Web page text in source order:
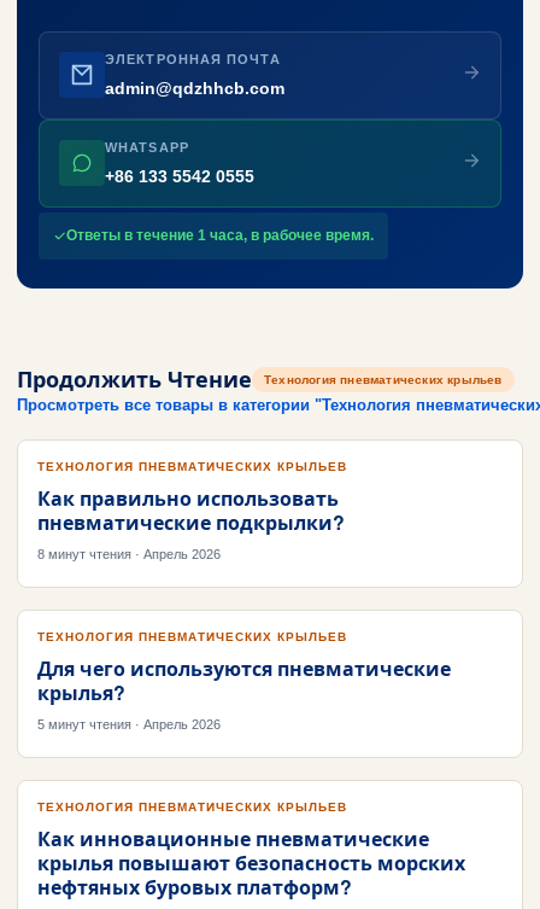
ЭЛЕКТРОННАЯ ПОЧТА
admin@qdzhhcb.com
WHATSAPP
+86 133 5542 0555
Ответы в течение 1 часа, в рабочее время.
Продолжить Чтение Технология пневматических крыльев
Просмотреть все товары в категории "Технология
ТЕХНОЛОГИЯ ПНЕВМАТИЧЕСКИХ КРЫЛЬЕВ
Как правильно использовать
пневматические подкрылки?
8 минут чтения · Апрель 2026
ТЕХНОЛОГИЯ ПНЕВМАТИЧЕСКИХ КРЫЛЬЕВ
Для чего используются пневматические
крылья?
5 минут чтения · Апрель 2026
ТЕХНОЛОГИЯ ПНЕВМАТИЧЕСКИХ КРЫЛЬЕВ
Как инновационные пневматические
крылья повышают безопасность морских
нефтяных буровых платформ?